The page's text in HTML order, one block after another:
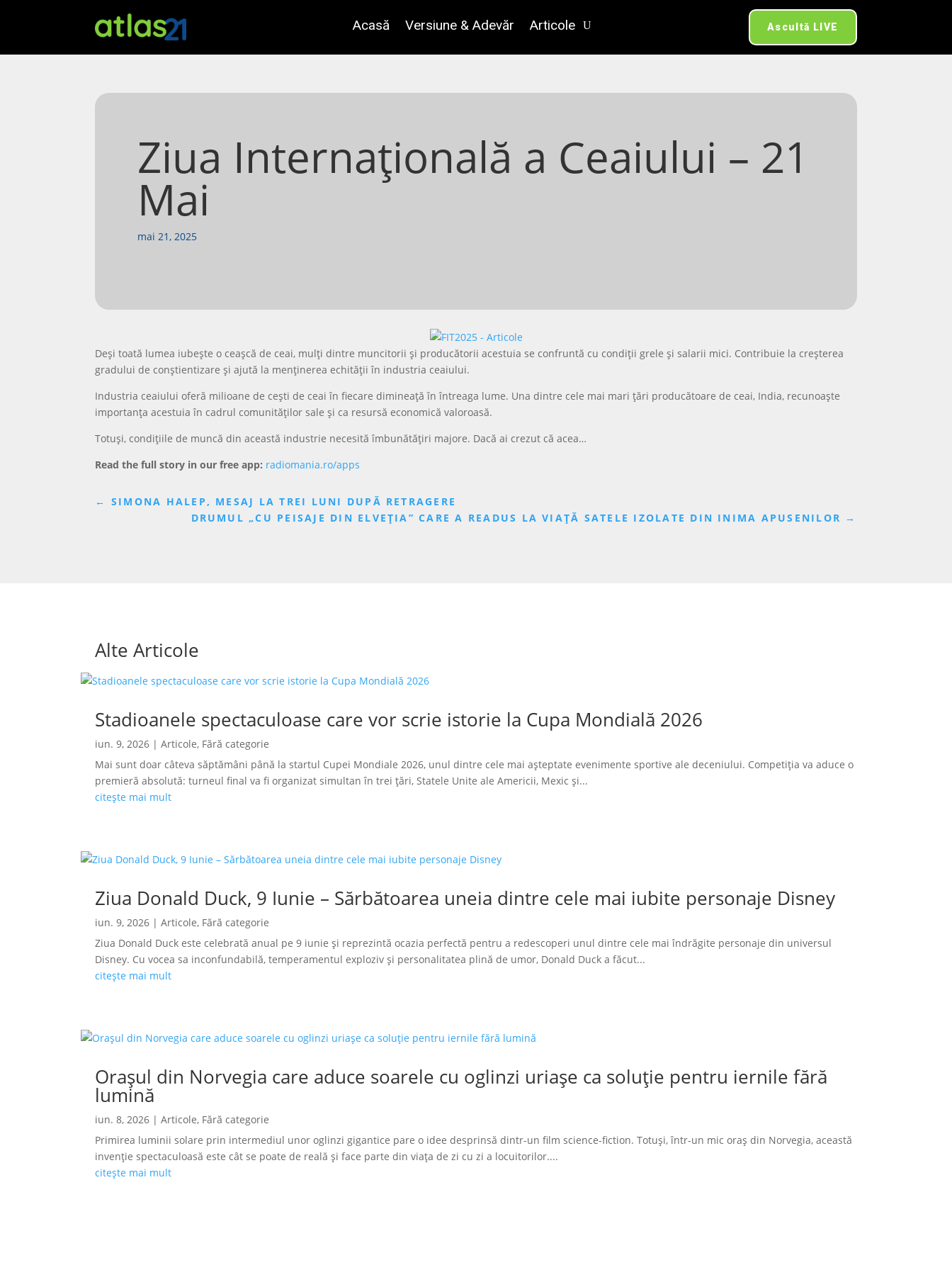
Acasă Versiune & Adevăr Articole Ascultă LIVE
Ziua Internațională a Ceaiului – 21
Mai
mai 21, 2025
Deși toată lumea iubește o ceașcă de ceai, mulți dintre muncitorii și producătorii acestuia se confruntă cu condiții grele și salarii mici. Contribuie la creșterea
gradului de conștientizare și ajută la menținerea echității în industria ceaiului.
Industria ceaiului oferă milioane de cești de ceai în fiecare dimineață în întreaga lume. Una dintre cele mai mari țări producătoare de ceai, India, recunoaște
importanța acestuia în cadrul comunităților sale și ca resursă economică valoroasă.
Totuși, condițiile de muncă din această industrie necesită îmbunătățiri majore. Dacă ai crezut că acea…
Read the full story in our free app: radiomania.ro/apps
← SIMONA HALEP, MESAJ LA TREI LUNI DUPĂ RETRAGERE
DRUMUL „CU PEISAJE DIN ELVEȚIA” CARE A READUS LA VIAȚĂ SATELE IZOLATE DIN INIMA APUSENILOR →
Alte Articole
Stadioanele spectaculoase care vor scrie istorie la Cupa Mondială 2026
iun. 9, 2026 |Articole, Fără categorie
Mai sunt doar câteva săptămâni până la startul Cupei Mondiale 2026, unul dintre cele mai așteptate evenimente sportive ale deceniului. Competiția va aduce o
premieră absolută: turneul final va fi organizat simultan în trei țări, Statele Unite ale Americii, Mexic și...
citește mai mult
Ziua Donald Duck, 9 Iunie – Sărbătoarea uneia dintre cele mai iubite personaje Disney
iun. 9, 2026 |Articole, Fără categorie
Ziua Donald Duck este celebrată anual pe 9 iunie și reprezintă ocazia perfectă pentru a redescoperi unul dintre cele mai îndrăgite personaje din universul
Disney. Cu vocea sa inconfundabilă, temperamentul exploziv și personalitatea plină de umor, Donald Duck a făcut...
citește mai mult
Orașul din Norvegia care aduce soarele cu oglinzi uriașe ca soluție pentru iernile fără
lumină
iun. 8, 2026 |Articole, Fără categorie
Primirea luminii solare prin intermediul unor oglinzi gigantice pare o idee desprinsă dintr-un film science-fiction. Totuși, într-un mic oraș din Norvegia, această
invenție spectaculoasă este cât se poate de reală și face parte din viața de zi cu zi a locuitorilor....
citește mai mult